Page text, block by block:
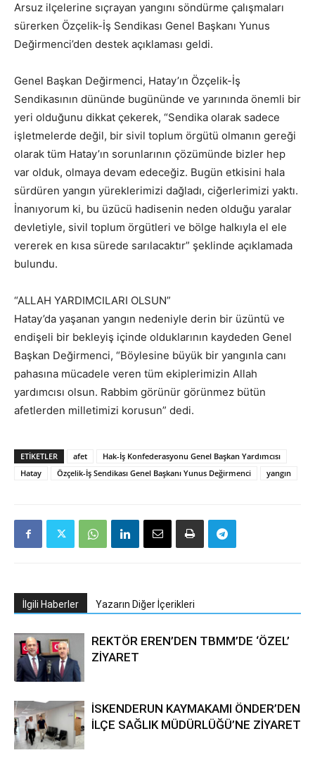
Arsuz ilçelerine sıçrayan yangını söndürme çalışmaları
sürerken Özçelik-İş Sendikası Genel Başkanı Yunus
Değirmenci’den destek açıklaması geldi.
Genel Başkan Değirmenci, Hatay’ın Özçelik-İş
Sendikasının dününde bugününde ve yarınında önemli bir
yeri olduğunu dikkat çekerek, “Sendika olarak sadece
işletmelerde değil, bir sivil toplum örgütü olmanın gereği
olarak tüm Hatay’ın sorunlarının çözümünde bizler hep
var olduk, olmaya devam edeceğiz. Bugün etkisini hala
sürdüren yangın yüreklerimizi dağladı, ciğerlerimizi yaktı.
İnanıyorum ki, bu üzücü hadisenin neden olduğu yaralar
devletiyle, sivil toplum örgütleri ve bölge halkıyla el ele
vererek en kısa sürede sarılacaktır” şeklinde açıklamada
bulundu.
“ALLAH YARDIMCILARI OLSUN”
Hatay’da yaşanan yangın nedeniyle derin bir üzüntü ve
endişeli bir bekleyiş içinde olduklarının kaydeden Genel
Başkan Değirmenci, “Böylesine büyük bir yangınla canı
pahasına mücadele veren tüm ekiplerimizin Allah
yardımcısı olsun. Rabbim görünür görünmez bütün
afetlerden milletimizi korusun” dedi.
ETIKETLER afet
Hak-İş Konfederasyonu Genel Başkan Yardımcısı
Hatay
Özçelik-İş Sendikası Genel Başkanı Yunus Değirmenci yangın
İlgili Haberler Yazarın Diğer İçerikleri
REKTÖR EREN’DEN TBMM’DE ‘ÖZEL’
ZİYARET
İSKENDERUN KAYMAKAMI ÖNDER’DEN
İLÇE SAĞLIK MÜDÜRLÜĞÜ’NE ZİYARET